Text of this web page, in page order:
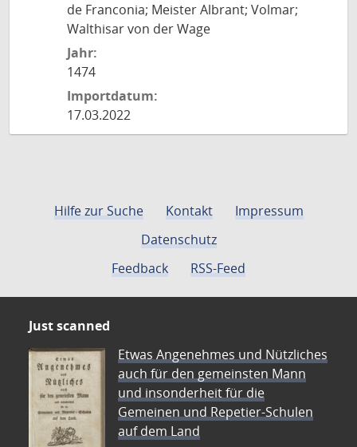
de Franconia; Meister Albrant; Volmar;
Walthisar von der Wage
Jahr:
1474
Importdatum:
17.03.2022
Hilfe zur Suche Kontakt
Impressum
Datenschutz
Feedback
RSS-Feed
Just scanned
Etwas Angenehmes und Nützliches
auch für den gemeinsten Mann
und insonderheit für die
Gemeinen und Repetier-Schulen
auf dem Land